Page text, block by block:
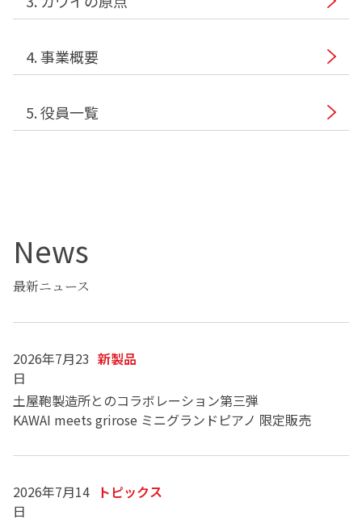
4. 事業概要
5. 役員一覧
News
最新ニュース
2026年7月23
日
新製品
土屋鞄製造所とのコラボレーション第三弾
KAWAI meets grirose ミニグランドピアノ 限定販売
2026年7月14
日
トピックス